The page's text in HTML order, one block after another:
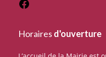
village
sur
Horaires d'ouverture